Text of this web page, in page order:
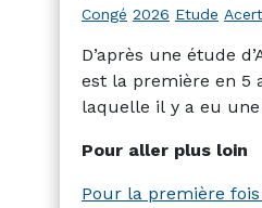
Congé 2026 Etude
D’après une étude
est la première en 5
laquelle il y a eu
pendant le
année 2026.
Pour aller plus loin
Pour la première